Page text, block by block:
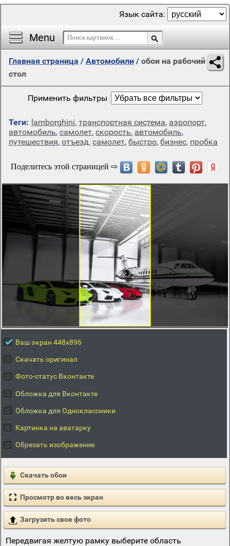
Menu
Язык сайта:
Главная страница / Автомобили / обои на рабочий
стол
Применить фильтры
Теги: lamborghini, транспортная система, аэропорт,
автомобиль, самолет, скорость, автомобиль,
путешествия, отъезд, самолет, быстро, бизнес, пробка
Ваш экран 448x896
Скачать оригинал
Фото-статус Вконтакте
Обложка для Вконтакте
Обложка для Одноклассники
Картинка на аватарку
Обрезать изображение
Скачать обои
Просмотр во весь экран
Загрузить свое фото
Передвигая желтую рамку выберите область